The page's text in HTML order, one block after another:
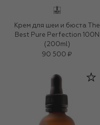
Крем для шеи и бюста The
Best Pure Perfection 100N
(200ml)
90 500 ₽